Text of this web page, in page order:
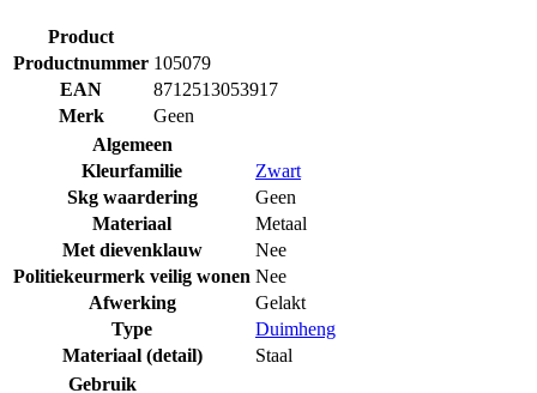
Product
Productnummer 105079
EAN
8712513053917
Merk
Geen
Algemeen
Kleurfamilie
Zwart
Skg waardering
Geen
Materiaal
Metaal
Met dievenklauw
Nee
Politiekeurmerk veilig wonen Nee
Afwerking
Gelakt
Type
Duimheng
Materiaal (detail)
Staal
Gebruik